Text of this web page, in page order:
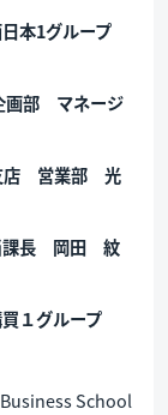
本1グループ
画部 マネージ
店 営業部 光
課長 岡田 紋
１グループ
School